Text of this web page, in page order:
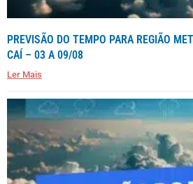
PREVISÃO DO TEMPO PARA REGIÃO
CAÍ – 03 A 09/08
Ler Mais